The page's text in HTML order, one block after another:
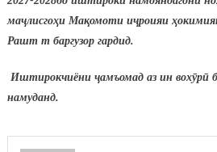
маҷлисгоҳиМақомоти иҷроияи ҳ
Рашт т баргузор гардид.
Иштирокчиёни ҷамъомад аз ин вохӯрӣ
намуданд.